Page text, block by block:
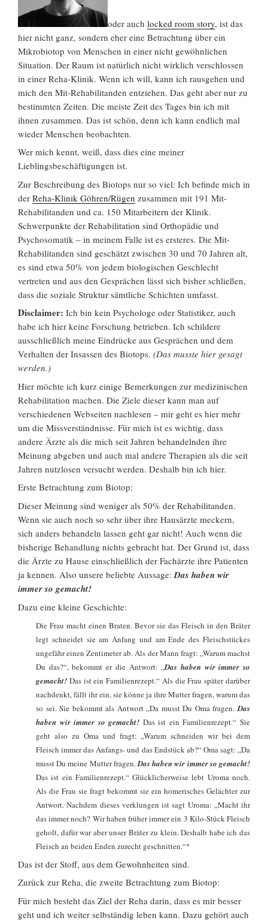
oder auch locked room story, ist das
hier nicht ganz, sondern eher eine Betrachtung über ein
Mikrobiotop von Menschen in einer nicht gewöhnlichen
Situation. Der Raum ist natürlich nicht wirklich verschlossen
in einer Reha-Klinik. Wenn ich will, kann ich rausgehen und
mich den Mit-Rehabilitanden entziehen. Das geht aber nur zu
bestimmten Zeiten. Die meiste Zeit des Tages bin ich mit
ihnen zusammen. Das ist schön, denn ich kann endlich mal
wieder Menschen beobachten.
Wer mich kennt, weiß, dass dies eine meiner
Lieblingsbeschäftigungen ist.
Zur Beschreibung des Biotops nur so viel: Ich befinde mich in
der Reha-Klinik Göhren/Rügen zusammen mit 191 Mit-
Rehabilitanden und ca. 150 Mitarbeitern der Klinik.
Schwerpunkte der Rehabilitation sind Orthopädie und
Psychosomatik – in meinem Falle ist es ersteres. Die Mit-
Rehabilitanden sind geschätzt zwischen 30 und 70 Jahren alt,
es sind etwa 50% von jedem biologischen Geschlecht
vertreten und aus den Gesprächen lässt sich bisher schließen,
dass die soziale Struktur sämtliche Schichten umfasst.
Disclaimer: Ich bin kein Psychologe oder Statistiker, auch
habe ich hier keine Forschung betrieben. Ich schildere
ausschließlich meine Eindrücke aus Gesprächen und dem
Verhalten der Insassen des Biotops. (Das musste hier gesagt
werden.)
Hier möchte ich kurz einige Bemerkungen zur medizinischen
Rehabilitation machen. Die Ziele dieser kann man auf
verschiedenen Webseiten nachlesen – mir geht es hier mehr
um die Missverständnisse. Für mich ist es wichtig, dass
andere Ärzte als die mich seit Jahren behandelnden ihre
Meinung abgeben und auch mal andere Therapien als die seit
Jahren nutzlosen versucht werden. Deshalb bin ich hier.
Erste Betrachtung zum Biotop:
Dieser Meinung sind weniger als 50% der Rehabilitanden.
Wenn sie auch noch so sehr über ihre Hausärzte meckern,
sich anders behandeln lassen geht gar nicht! Auch wenn die
bisherige Behandlung nichts gebracht hat. Der Grund ist, dass
die Ärzte zu Hause einschließlich der Fachärzte ihre Patienten
ja kennen. Also unsere beliebte Aussage:Das haben wir
immer so gemacht!
Dazu eine kleine Geschichte:
Die Frau macht einen Braten. Bevor sie das Fleisch in den Bräter
legt schneidet sie am Anfang und am Ende des Fleischstückes
ungefähr einen Zentimeter ab. Als der Mann fragt: „Warum machst
Du das?“, bekommt er die Antwort: „Das haben wir immer so
gemacht! Das ist ein Familienrezept.“ Als die Frau später darüber
nachdenkt, fällt ihr ein, sie könne ja ihre Mutter fragen, warum das
so sei. Sie bekommt als Antwort „Da musst Du Oma fragen.Das
haben wir immer so gemacht! Das ist ein Familienrezept.“ Sie
geht also zu Oma und fragt: „Warum schneiden wir bei dem
Fleisch immer das Anfangs- und das Endstück ab?“ Oma sagt: „Da
musst Du meine Mutter fragen.Das haben wir immer so gemacht!
Das ist ein Familienrezept.“ Glücklicherweise lebt Uroma noch.
Als die Frau sie fragt bekommt sie ein homerisches Gelächter zur
Antwort. Nachdem dieses verklungen ist sagt Uroma: „Macht ihr
das immer noch? Wir haben früher immer ein 3 Kilo-Stück Fleisch
geholt, dafür war aber unser Bräter zu klein. Deshalb habe ich das
Fleisch an beiden Enden zurecht geschnitten.“*
Das ist der Stoff, aus dem Gewohnheiten sind.
Zurück zur Reha, die zweite Betrachtung zum Biotop:
Für mich besteht das Ziel der Reha darin, dass es mir besser
geht und ich weiter selbständig leben kann. Dazu gehört auch